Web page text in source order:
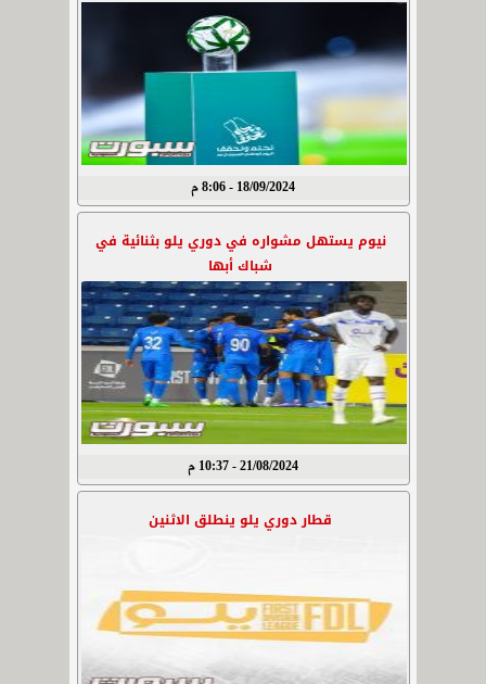
18/09/2024 - 8:06 م
نيوم يستهل مشواره في دوري يلو بثنائية في
شباك أبها
21/08/2024 - 10:37 م
قطار دوري يلو ينطلق الاثنين